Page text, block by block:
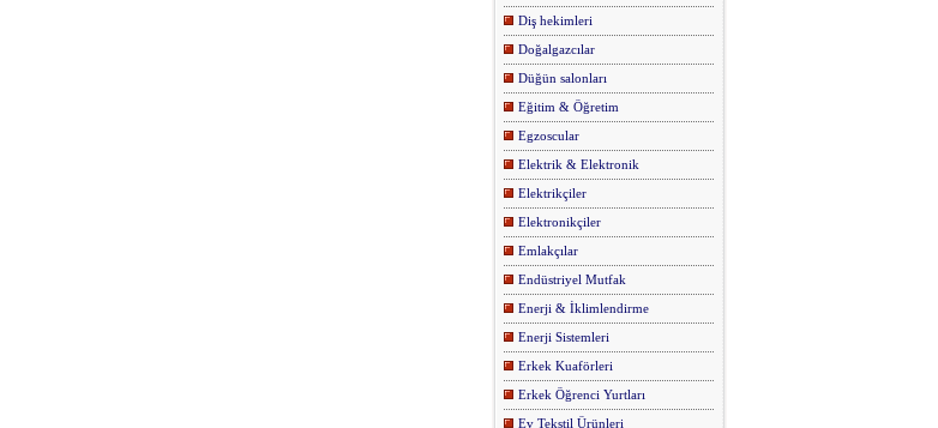
Diş hekimleri
Doğalgazcılar
Düğün salonları
Eğitim & Öğretim
Egzoscular
Elektrik & Elektronik
Elektrikçiler
Elektronikçiler
Emlakçılar
Endüstriyel Mutfak
Enerji & İklimlendirme
Enerji Sistemleri
Erkek Kuaförleri
Erkek Öğrenci Yurtları
Ev Tekstil Ürünleri